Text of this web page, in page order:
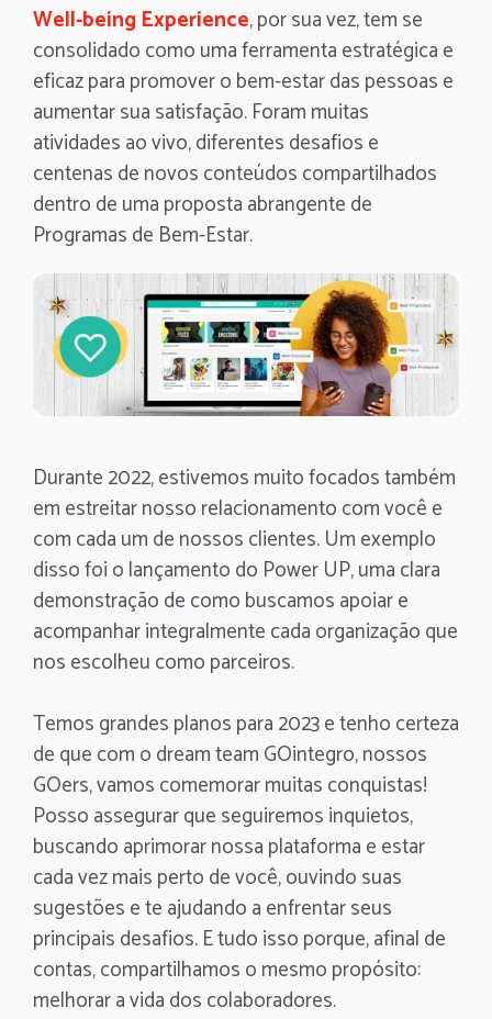
Well-being Experience, por sua vez, tem se
consolidado como uma ferramenta estratégica e
eficaz para promover o bem-estar das pessoas e
aumentar sua satisfação. Foram muitas
atividades ao vivo, diferentes desafios e
centenas de novos conteúdos compartilhados
dentro de uma proposta abrangente de
Programas de Bem-Estar.
Durante 2022, estivemos muito focados também
em estreitar nosso relacionamento com você e
com cada um de nossos clientes. Um exemplo
disso foi o lançamento do Power UP, uma clara
demonstração de como buscamos apoiar e
acompanhar integralmente cada organização que
nos escolheu como parceiros.
Temos grandes planos para 2023 e tenho certeza
de que com o dream team GOintegro, nossos
GOers, vamos comemorar muitas conquistas!
Posso assegurar que seguiremos inquietos,
buscando aprimorar nossa plataforma e estar
cada vez mais perto de você, ouvindo suas
sugestões e te ajudando a enfrentar seus
principais desafios. E tudo isso porque, afinal de
contas, compartilhamos o mesmo propósito:
melhorar a vida dos colaboradores.